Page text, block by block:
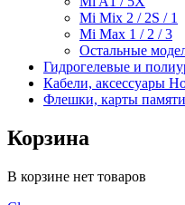
Mi Mix 2 / 2S / 1
Mi Max 1 / 2 / 3
Остальные
Гидрогелевые и
Кабели, аксессуары
Флешки, карты памяти
Корзина
В корзине нет товаров